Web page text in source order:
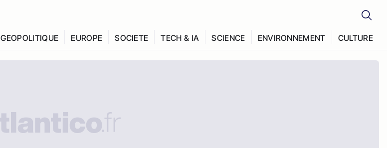
GEOPOLITIQUE EUROPE SOCIETE TECH & IA SCIENCE ENVIRONNEMENT CULTURE